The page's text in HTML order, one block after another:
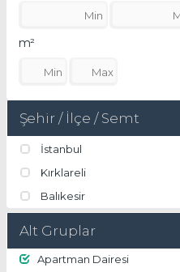
m²
Şehir / İlçe / Semt
İstanbul
Kırklareli
Balıkesir
Alt Gruplar
Apartman Dairesi